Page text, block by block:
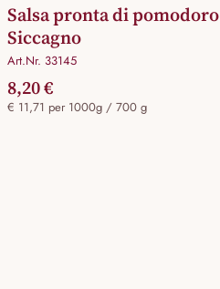
Salsa pronta di pomodoro
Siccagno
Art.Nr. 33145
8,20 €
€ 11,71 per 1000g / 700 g